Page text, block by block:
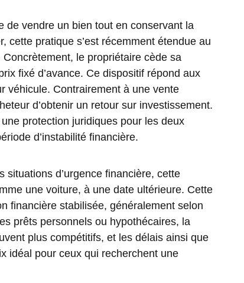
de vendre un bien tout en conservant la
pratique s’est récemment étendue au
le propriétaire cède sa
fixé d’avance. Ce dispositif répond aux
véhicule. Contrairement à une vente
d’obtenir un retour sur investissement.
protection juridiques pour les deux
d’instabilité financière.
situations d’urgence financière, cette
une voiture, à une date ultérieure. Cette
financière stabilisée, généralement selon
prêts personnels ou hypothécaires, la
plus compétitifs, et les délais ainsi que
idéal pour ceux qui recherchent une